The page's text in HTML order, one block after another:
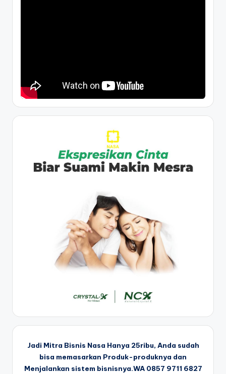
Jadi Mitra Bisnis Nasa Hanya 25ribu, Anda sudah
bisa memasarkan Produk-produknya dan
Menjalankan sistem bisnisnya.WA 0857 9711 6827